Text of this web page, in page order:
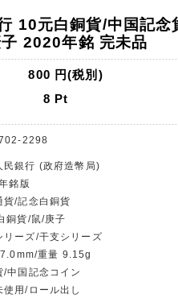
10元白銅貨/中国記念
2020年銘 完未品
800 円(税別)
8 Pt
2298
民銀行 (政府造幣局)
銘版
貨/記念白銅貨
銅貨/鼠/庚子
ーズ/干支シリーズ
重量 9.15g
中国記念コイン
用/ロール出し